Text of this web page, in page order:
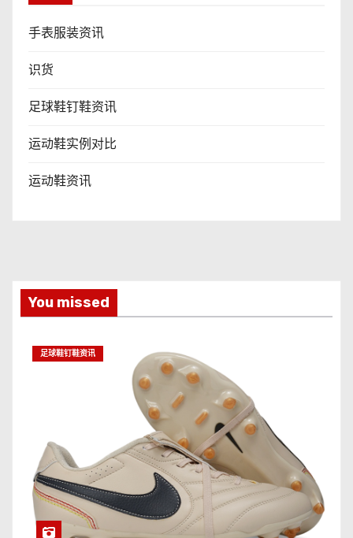
手表服装资讯
识货
足球鞋钉鞋资讯
运动鞋实例对比
运动鞋资讯
You missed
足球鞋钉鞋资讯